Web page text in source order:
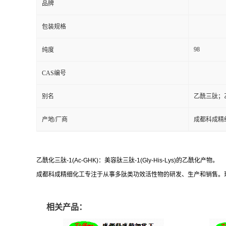
品牌
包装规格
纯度 98
CAS编号
别名 乙酰三肽；
产地/厂商 成都科成精
乙酰化三肽-1(Ac-GHK)：美容肽三肽-1(Gly-His-Lys)的乙酰化产物。
成都科成精细化工专注于从事多肽类功效活性物的研发、生产和销售
相关产品：